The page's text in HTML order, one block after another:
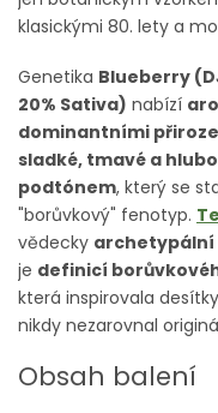
klasickými 80. lety a
Genetika Blueberry
20% Sativa) nabízí
dominantními
sladké, tmavé a
podtónem, který se
"borůvkový" fenotyp.
vědecky archetypální
je definicí
která inspirovala
nikdy nezarovnal
Obsah balení